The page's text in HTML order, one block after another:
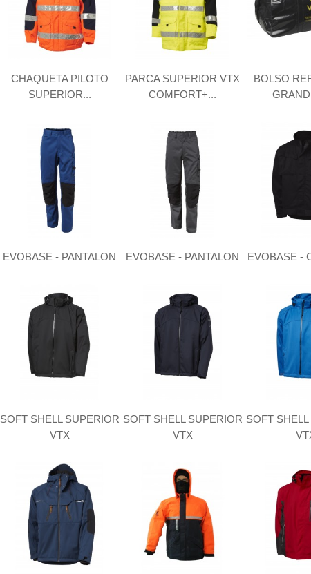
CHAQUETA PILOTO
SUPERIOR...
PARCA SUPERIOR VTX
COMFORT+...
BOLSO
EVOBASE - PANTALON EVOBASE - PANTALON EVOBASE -
SOFT SHELL SUPERIOR
VTX
SOFT SHELL SUPERIOR
VTX
SOFT